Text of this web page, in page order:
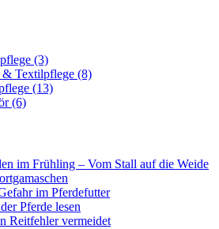
(3)
& Textilpflege (8)
(13)
(6)
im Frühling – Vom Stall auf die Weide
im Pferdefutter
Pferde lesen
Reitfehler vermeidet